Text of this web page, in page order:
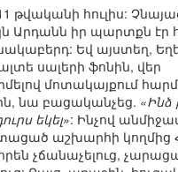
թվականի հուլիս:
Արդանն իր պարտքն էր
Եվ այստեղ,
սալերի ֆոնին, վեր
մոտակայքում
նա բացականչեց. «Ինձ
եկել»: Ինչով
աշխարհի կողմից
չճանաչելուց,